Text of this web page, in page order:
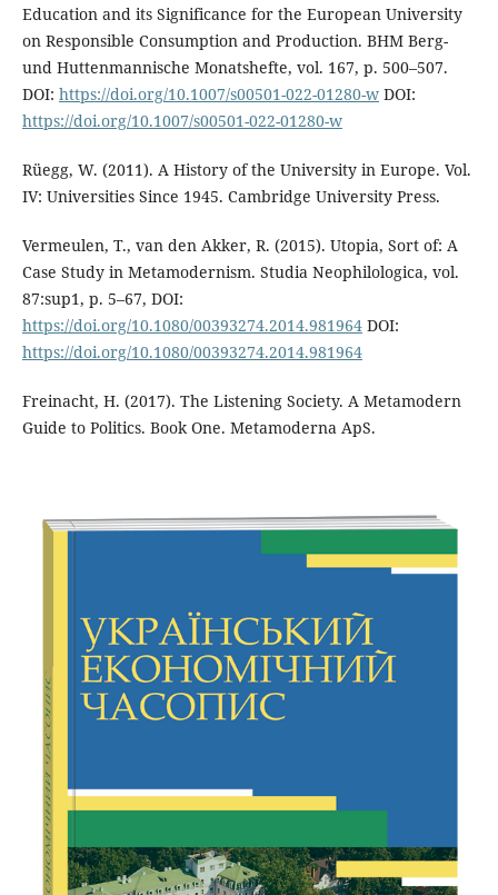
Education and its Significance for the European University
on Responsible Consumption and Production. BHM Berg-
und Huttenmannische Monatshefte, vol. 167, p. 500–507.
DOI: https://doi.org/10.1007/s00501-022-01280-wDOI:
https://doi.org/10.1007/s00501-022-01280-w
Rüegg, W. (2011). A History of the University in Europe. Vol.
IV: Universities Since 1945. Cambridge University Press.
Vermeulen, T., van den Akker, R. (2015). Utopia, Sort of: A
Case Study in Metamodernism. Studia Neophilologica, vol.
87:sup1, p. 5–67, DOI:
https://doi.org/10.1080/00393274.2014.981964DOI:
https://doi.org/10.1080/00393274.2014.981964
Freinacht, H. (2017). The Listening Society. A Metamodern
Guide to Politics. Book One. Metamoderna ApS.